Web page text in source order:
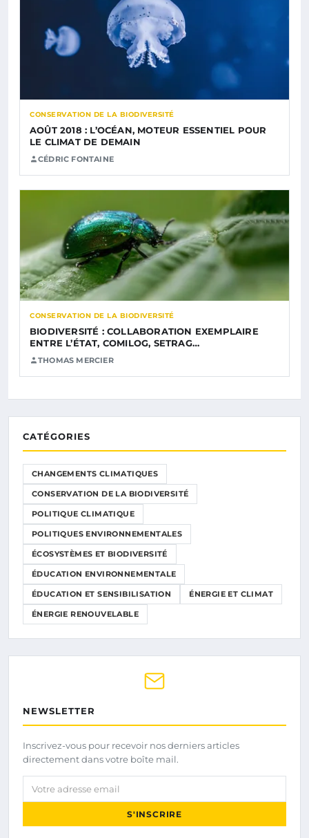
CONSERVATION DE LA BIODIVERSITÉ
AOÛT 2018 : L’OCÉAN, MOTEUR ESSENTIEL POUR
LE CLIMAT DE DEMAIN
CÉDRIC FONTAINE
CONSERVATION DE LA BIODIVERSITÉ
BIODIVERSITÉ : COLLABORATION EXEMPLAIRE
ENTRE L’ÉTAT, COMILOG, SETRAG…
THOMAS MERCIER
CATÉGORIES
CHANGEMENTS CLIMATIQUES
CONSERVATION DE LA BIODIVERSITÉ
POLITIQUE CLIMATIQUE
POLITIQUES ENVIRONNEMENTALES
ÉCOSYSTÈMES ET BIODIVERSITÉ
ÉDUCATION ENVIRONNEMENTALE
ÉDUCATION ET SENSIBILISATION ÉNERGIE ET CLIMAT
ÉNERGIE RENOUVELABLE
NEWSLETTER
Inscrivez-vous pour recevoir nos derniers articles
directement dans votre boîte mail.
Votre adresse email
S'INSCRIRE